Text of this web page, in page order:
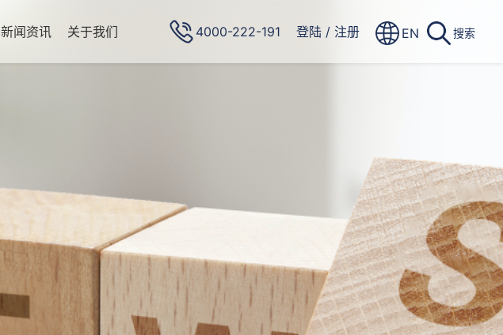
新闻资讯 关于我们 4000-222-191 登陆 / 注册 EN 搜索